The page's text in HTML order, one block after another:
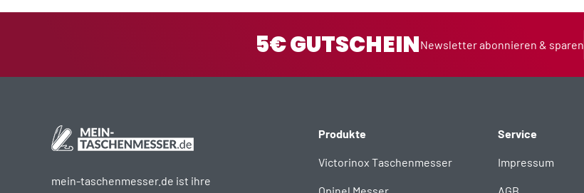
5€ GUTSCHEINNewsletter abonnieren & sparen
mein-taschenmesser.de ist ihre
Produkte
Victorinox Taschenmesser
Service
Impressum